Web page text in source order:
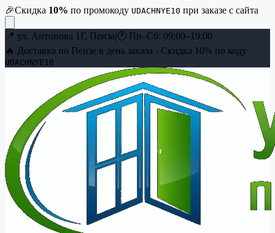
🎉Скидка 10% по промокоду UDACHNYE10 при заказе с сайта
📍 ул. Антонова 1Г, Пенза|🕐 Пн–Сб: 09:00–19:00
🔥 Доставка по Пензе в день заказа · Скидка 10% по коду
UDACHNYE10